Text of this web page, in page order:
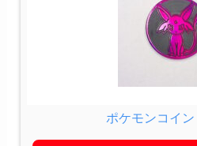
ポケモンコイン